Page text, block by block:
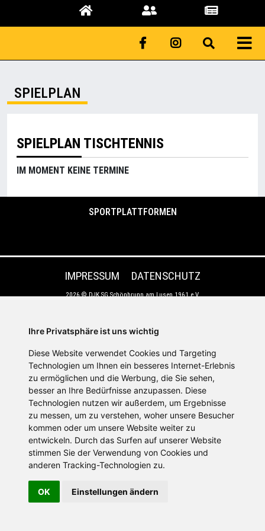
Ihre Privatsphäre ist uns wichtig
Diese Website verwendet Cookies und Targeting
Technologien um Ihnen ein besseres Internet-Erlebnis
zu ermöglichen und die Werbung, die Sie sehen,
besser an Ihre Bedürfnisse anzupassen. Diese
Technologien nutzen wir außerdem, um Ergebnisse
zu messen, um zu verstehen, woher unsere Besucher
kommen oder um unsere Website weiter zu
entwickeln. Durch das Surfen auf unserer Website
stimmen Sie der Verwendung von Cookies und
anderen Tracking-Technologien zu.
OK Einstellungen ändern
SPIELPLAN
SPIELPLAN TISCHTENNIS
IM MOMENT KEINE TERMINE
SPORTPLATTFORMEN
IMPRESSUM DATENSCHUTZ
2026 © DJK SG Schönbrunn am Lusen 1961 e.V.